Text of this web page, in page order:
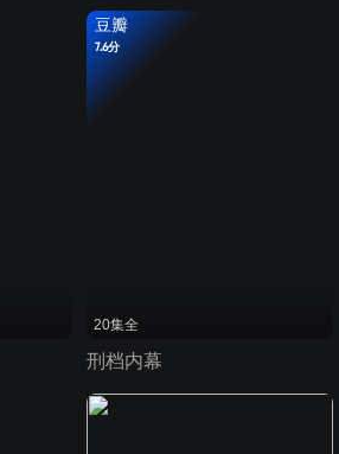
豆瓣
7.6分
20集全
刑档内幕